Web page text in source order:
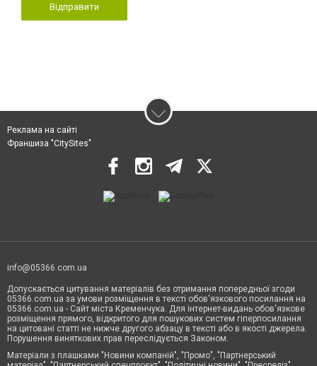
Відправити
Реклама на сайті
Франшиза "CitySites"
info@05366.com.ua
Допускається цитування матеріалів без отримання попередньої згоди
05366.com.ua за умови розміщення в тексті обов'язкового посилання на
05366.com.ua - Сайт міста Кременчука. Для інтернет-видань обов'язкове
розміщення прямого, відкритого для пошукових систем гіперпосилання
на цитовані статті не нижче другого абзацу в тексті або в якості джерела.
Порушення виняткових прав переслідується Законом.
Матеріали з плашками "Новини компаній", "Промо", "Партнерський